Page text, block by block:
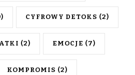
CYFROWY DETOKS (2)
(2) EMOCJE (7)
KOMPROMIS (2)